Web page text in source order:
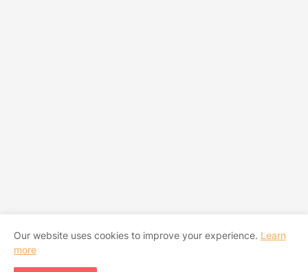
Our website uses cookies to improve your experience. Learn
more